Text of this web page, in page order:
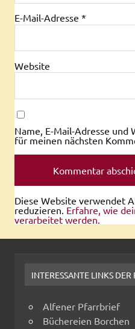
E-Mail-Adresse *
Website
Name, E-Mail-Adresse und
für meinen nächsten
Diese Website verwendet
reduzieren. Erfahre, wie
verarbeitet werden.
INTERESSANTE LINKS DER
Alfener Pfarrbrief
Büchereien Borchen